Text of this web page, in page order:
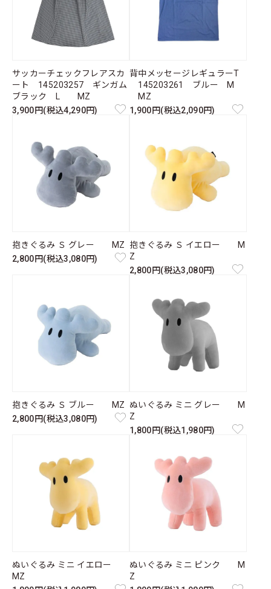
サッカーチェックフレアスカ
ート 145203257 ギンガム
ブラック L MZ
3,900円(税込4,290円)
背中メッセージレギュラーT
145203261 ブルー M
MZ
1,900円(税込2,090円)
抱きぐるみ Ｓ グレー MZ
2,800円(税込3,080円)
抱きぐるみ Ｓ イエロー M
Z
2,800円(税込3,080円)
抱きぐるみ Ｓ ブルー MZ
2,800円(税込3,080円)
ぬいぐるみ ミニ グレー M
Z
1,800円(税込1,980円)
ぬいぐるみ ミニ イエロー
MZ
ぬいぐるみ ミニ ピンク M
Z